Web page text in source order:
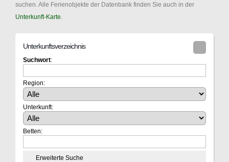
suchen. Alle Ferienobjekte der Datenbank finden Sie auch in der
Unterkunft-Karte
Unterkunftsverzeichnis
Suchwort:
Region:
Unterkunft:
Betten:
Erweiterte Suche